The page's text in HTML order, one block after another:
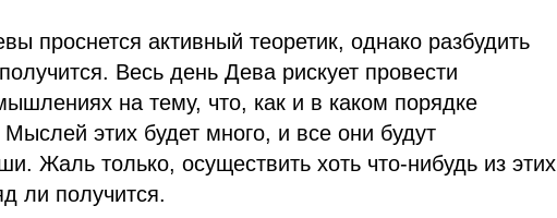
проснется активный теоретик, однако разбудить
Весь день Дева рискует провести
на тему, что, как и в каком порядке
этих будет много, и все они будут
Жаль только, осуществить хоть что-нибудь из этих
ли получится.